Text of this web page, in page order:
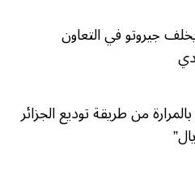
جيروتو في التعاون
من طريقة توديع الجزائر